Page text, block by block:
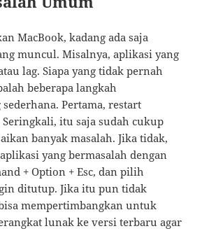
MacBook, kadang ada saja
muncul. Misalnya, aplikasi yang
lag. Siapa yang tidak pernah
beberapa langkah
Pertama, restart
Seringkali, itu saja sudah cukup
banyak masalah. Jika tidak,
yang bermasalah dengan
+ Option + Esc, dan pilih
ditutup. Jika itu pun tidak
mempertimbangkan untuk
lunak ke versi terbaru agar